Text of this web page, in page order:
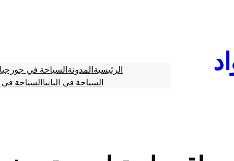
الرئيسيةالمدونةالسياحة في جورجيا
السياحة في البانياالسياحة في